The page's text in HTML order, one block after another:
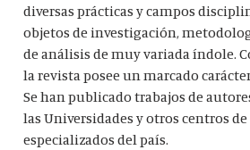
diversas prácticas y campos
objetos de investigación,
de análisis de muy variada índole.
la revista posee un marcado
Se han publicado trabajos de
las Universidades y otros centros
especializados del país.